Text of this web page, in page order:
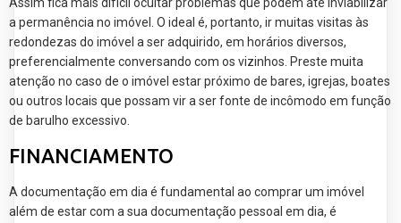
a permanência no imóvel. O ideal é, portanto, ir muitas visitas às
redondezas do imóvel a ser adquirido, em horários diversos,
preferencialmente conversando com os vizinhos. Preste muita
atenção no caso de o imóvel estar próximo de bares, igrejas, boates
ou outros locais que possam vir a ser fonte de incômodo em função
de barulho excessivo.
FINANCIAMENTO
A documentação em dia é fundamental ao comprar um imóvel
além de estar com a sua documentação pessoal em dia, é